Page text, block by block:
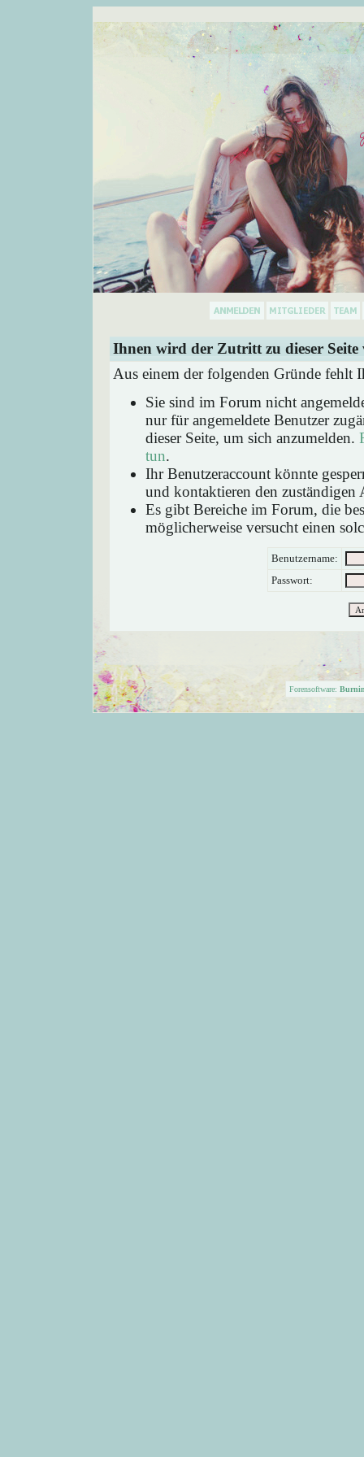
Ihnen wird der Zutritt zu dieser Seite
Aus einem der folgenden Gründe fehlt
Sie sind im Forum nicht
nur für angemeldete Benutzer
dieser Seite, um sich anzumelden.
tun.
Ihr Benutzeraccount könnte
und kontaktieren den zuständigen
Es gibt Bereiche im Forum, die
möglicherweise versucht einen
Benutzername:
Passwort:
Forensoftware: